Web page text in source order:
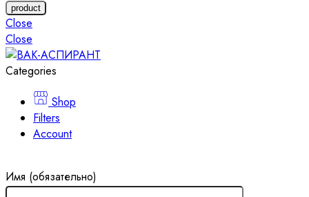
Close
Close
Categories
Shop
Filters
Account
Имя (обязательно)